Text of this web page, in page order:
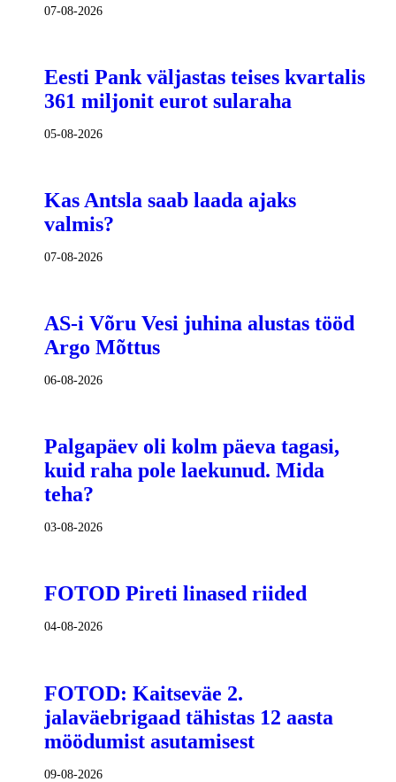
07-08-2026
Eesti Pank väljastas teises kvartalis
361 miljonit eurot sularaha
05-08-2026
Kas Antsla saab laada ajaks
valmis?
07-08-2026
AS-i Võru Vesi juhina alustas tööd
Argo Mõttus
06-08-2026
Palgapäev oli kolm päeva tagasi,
kuid raha pole laekunud. Mida
teha?
03-08-2026
FOTOD Pireti linased riided
04-08-2026
FOTOD: Kaitseväe 2.
jalaväebrigaad tähistas 12 aasta
möödumist asutamisest
09-08-2026